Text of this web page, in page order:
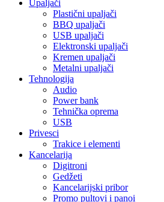
Upaljači
Plastični upaljači
BBQ upaljači
USB upaljači
Elektronski upaljači
Kremen upaljači
Metalni upaljači
Tehnologija
Audio
Power bank
Tehnička oprema
USB
Privesci
Trakice i elementi
Kancelarija
Digitroni
Gedžeti
Kancelarijski pribor
Promo pultovi i panoi